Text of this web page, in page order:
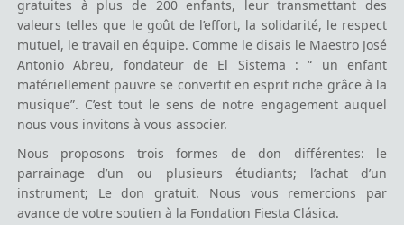
gratuites à plus de 200 enfants, leur transmettant des
valeurs telles que le goût de l’effort, la solidarité, le respect
mutuel, le travail en équipe. Comme le disais le Maestro José
AntonioAbreu, fondateur de El Sistema : “ un enfant
matériellement pauvre se convertit en esprit riche grâce à la
musique”. C’est tout le sens de notre engagement auquel
nous vous invitons à vous associer.
Nous proposons trois formes de don différentes: le
parrainage d’un ou plusieurs étudiants; l’achat d’un
instrument; Le don gratuit. Nous vous remercions par
avance de votre soutien à la Fondation Fiesta Clásica.